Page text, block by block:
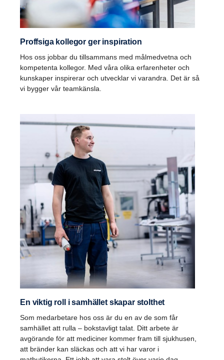
Proffsiga kollegor ger inspiration
Hos oss jobbar du tillsammans med målmedvetna och
kompetenta kollegor. Med våra olika erfarenheter och
kunskaper inspirerar och utvecklar vi varandra. Det är så
vi bygger vår teamkänsla.
En viktig roll i samhället skapar stolthet
Som medarbetare hos oss är du en av de som får
samhället att rulla – bokstavligt talat. Ditt arbete är
avgörande för att mediciner kommer fram till sjukhusen,
att bränder kan släckas och att vi har varor i